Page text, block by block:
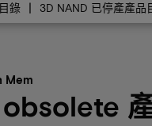
錄 3D NAND 已停產產品
Mem